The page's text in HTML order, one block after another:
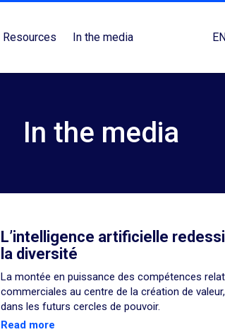
Resources In the media
In the media
L’intelligence artificielle
la diversité
La montée en puissance des compétences
commerciales au centre de la création de
dans les futurs cercles de pouvoir.
Read more